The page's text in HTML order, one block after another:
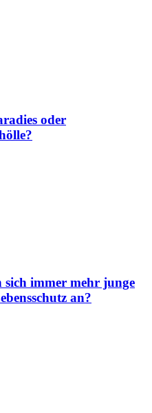
oder
sich immer mehr junge
an?